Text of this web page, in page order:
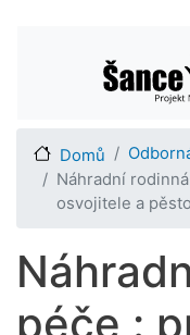
Main
Domů
Náhradní
osvojitele a
péče :